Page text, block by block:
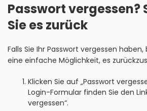
Passwort vergessen?
Sie es zurück
Falls Sie Ihr Passwort vergessen
eine einfache Möglichkeit, es
Klicken Sie auf „Passwort
Login-Formular finden Sie den
vergessen“.